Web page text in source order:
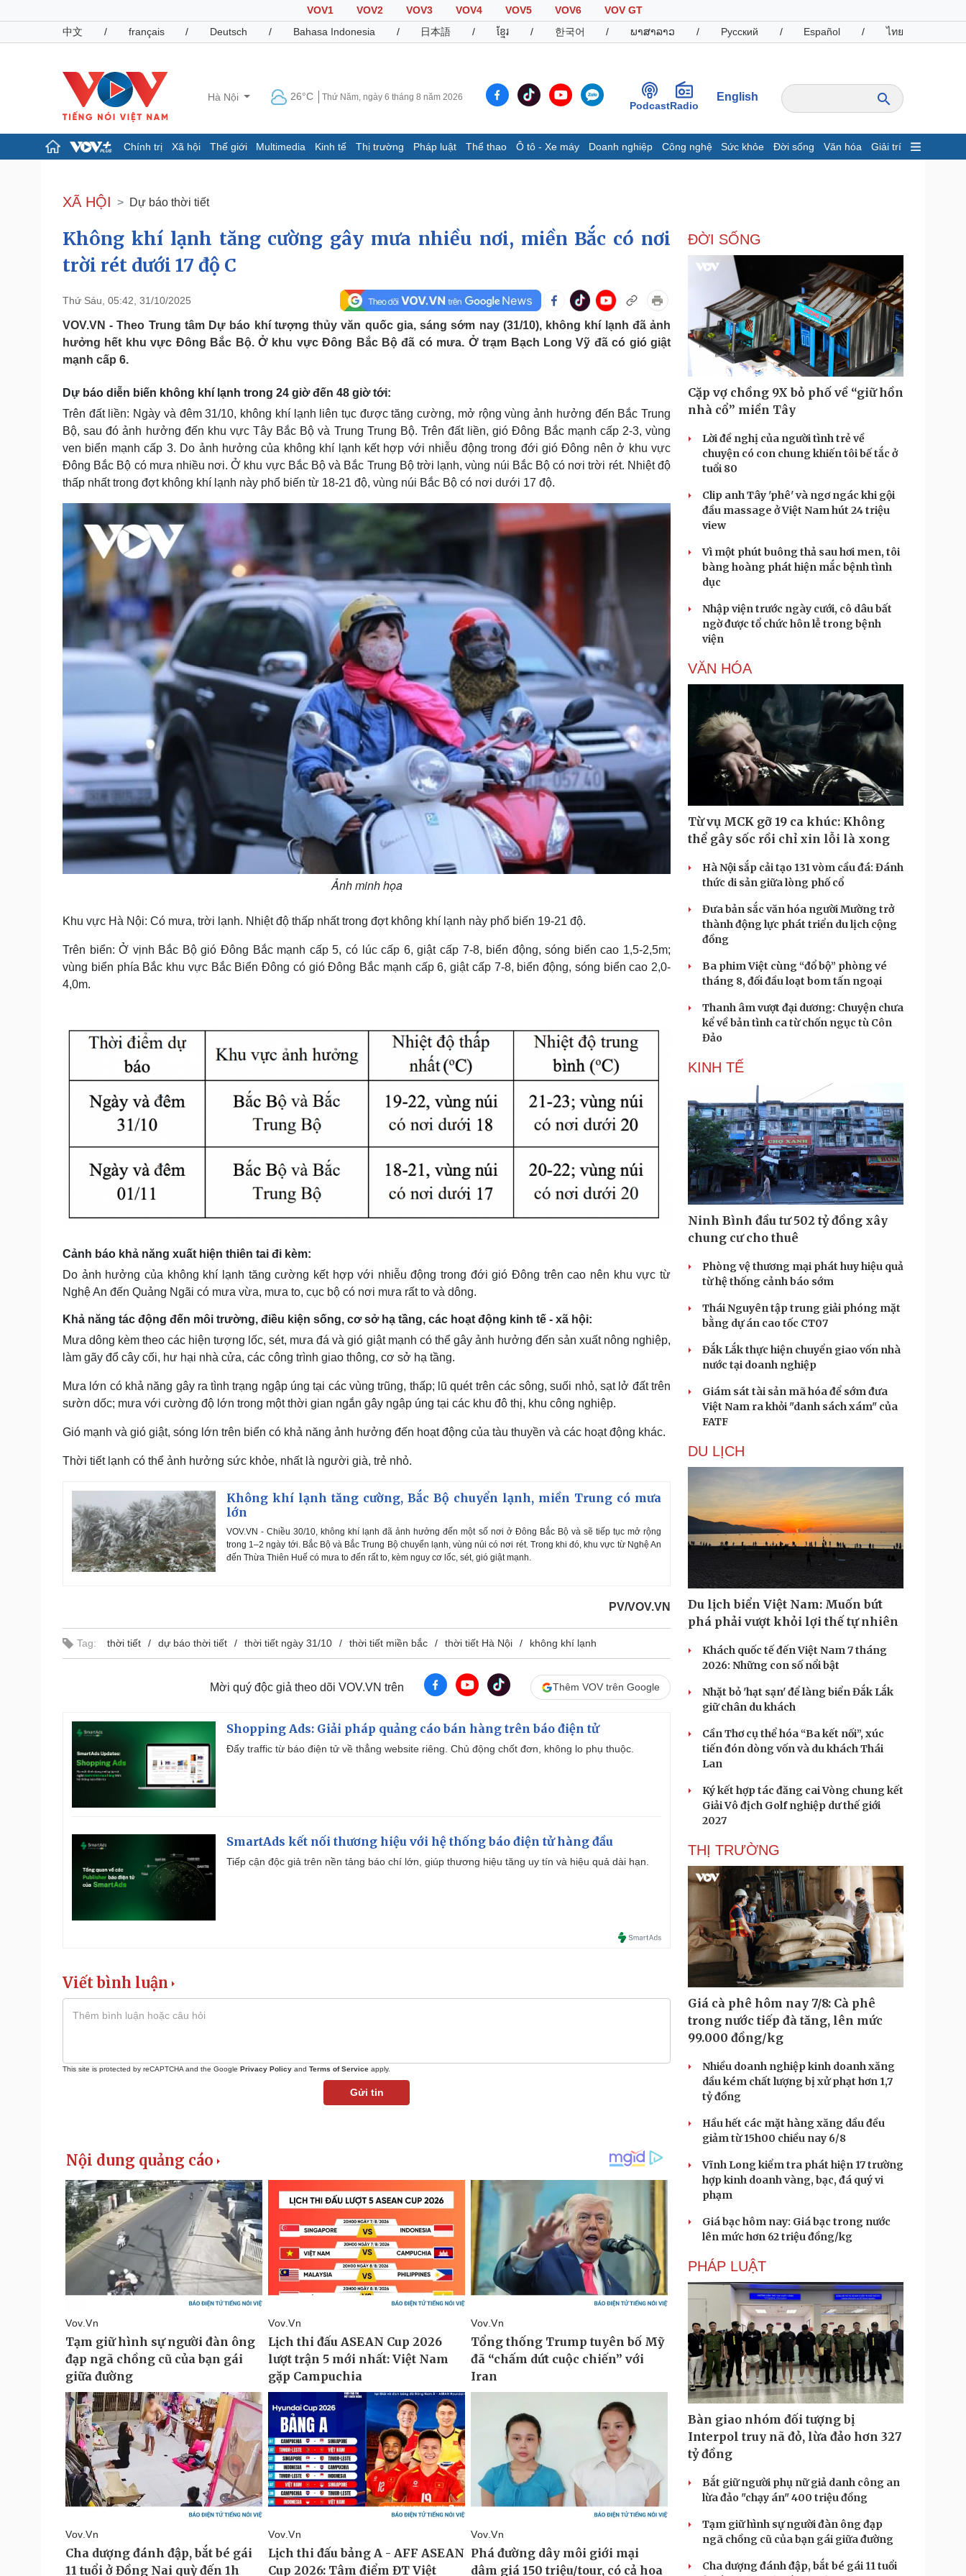
VOV1 VOV2 VOV3 VOV4 VOV5 VOV6
VOV GT
中文
/ français / Deutsch / Bahasa Indonesia / 日本語 / ខ្មែរ / 한국어 / ພາສາລາວ / Русский / Español / ไทย
Hà Nội 26°C Thứ Năm, ngày 6 tháng 8 năm 2026
PodcastRadio
English
Chính trị Xã hội Thế giới Multimedia Kinh tế Thị trường Pháp luật Thể thao Ô tô - Xe máy Doanh nghiệp Công nghệ Sức khỏe Đời sống Văn hóa Giải trí
Đảng
Tổ chức nhân sự
Nhận diện sự thật
Dấu ấn VOV
Việc làm
Biển đảo
Infographic
Giá cà phê
Pháp luật
Tin nóng
Tư vấn luật
Việt Nam
Phân tích
Thể thao
Bóng đá
Lịch thi đấu bóng đá
Thế giới thể thao
Ô tô - Xe máy
Ô tô
Xe máy
Tư vấn
Doanh nghiệp
Thông tin doanh nghiệp
Doanh nghiệp 24h
Doanh nhân
Công nghệ
Sành điệu
Tin Công nghệ
Trải nghiệm
Chuyển đổi số
Sức khỏe
Dinh dưỡng - món ngon
Cây thuốc
Sản phụ khoa
Nhi khoa
Nam khoa
Phòng mạch online
Ăn sạch sống khỏe
Đời sống
Nhà đẹp
Blog
Tình yêu - Gia đình
Văn hóa
Sân khấu - Điện ảnh
Văn học
Âm nhạc
Di sản
Nghệ sĩ
Thời trang
Sao Việt
Tư vấn
Săn Tour
check-in
Podcast
Câu chuyện thời sự
Đọc truyện đêm khuya
Cửa sổ tình yêu
Cải chính
XÃ HỘI Dự báo thời tiết
Không khí lạnh tăng cường gây mưa nhiều nơi, miền Bắc có nơi
trời rét dưới 17 độ C
Thứ Sáu, 05:42, 31/10/2025
VOV.VN - Theo Trung tâm Dự báo khí tượng thủy văn quốc gia, sáng sớm nay (31/10), không khí lạnh đã ảnh
hưởng hết khu vực Đông Bắc Bộ. Ở khu vực Đông Bắc Bộ đã có mưa. Ở trạm Bạch Long Vỹ đã có gió giật
mạnh cấp 6.
Dự báo diễn biến không khí lạnh trong 24 giờ đến 48 giờ tới:
Trên đất liền: Ngày và đêm 31/10, không khí lạnh liên tục được tăng cường, mở rộng vùng ảnh hưởng đến Bắc Trung
Bộ, sau đó ảnh hưởng đến khu vực Tây Bắc Bộ và Trung Trung Bộ. Trên đất liền, gió Đông Bắc mạnh cấp 2-3, vùng
ven biển mạnh cấp 3. Do ảnh hưởng của không khí lạnh kết hợp với nhiễu động trong đới gió Đông nên ở khu vực
Đông Bắc Bộ có mưa nhiều nơi. Ở khu vực Bắc Bộ và Bắc Trung Bộ trời lạnh, vùng núi Bắc Bộ có nơi trời rét. Nhiệt độ
thấp nhất trong đợt không khí lạnh này phổ biến từ 18-21 độ, vùng núi Bắc Bộ có nơi dưới 17 độ.
Ảnh minh họa
Khu vực Hà Nội: Có mưa, trời lạnh. Nhiệt độ thấp nhất trong đợt không khí lạnh này phổ biến 19-21 độ.
Trên biển: Ở vịnh Bắc Bộ gió Đông Bắc mạnh cấp 5, có lúc cấp 6, giật cấp 7-8, biển động, sóng biển cao 1,5-2,5m;
vùng biển phía Bắc khu vực Bắc Biển Đông có gió Đông Bắc mạnh cấp 6, giật cấp 7-8, biển động, sóng biển cao 2,0-
4,0m.
Cảnh báo khả năng xuất hiện thiên tai đi kèm:
Do ảnh hưởng của không khí lạnh tăng cường kết hợp với nhiễu động trong đới gió Đông trên cao nên khu vực từ
Nghệ An đến Quảng Ngãi có mưa vừa, mưa to, cục bộ có nơi mưa rất to và dông.
Khả năng tác động đến môi trường, điều kiện sống, cơ sở hạ tầng, các hoạt động kinh tế - xã hội:
Mưa dông kèm theo các hiện tượng lốc, sét, mưa đá và gió giật mạnh có thể gây ảnh hưởng đến sản xuất nông nghiệp,
làm gãy đổ cây cối, hư hại nhà cửa, các công trình giao thông, cơ sở hạ tầng.
Mưa lớn có khả năng gây ra tình trạng ngập úng tại các vùng trũng, thấp; lũ quét trên các sông, suối nhỏ, sạt lở đất trên
sườn dốc; mưa với cường độ lớn trong một thời gian ngắn gây ngập úng tại các khu đô thị, khu công nghiệp.
Gió mạnh và gió giật, sóng lớn trên biển có khả năng ảnh hưởng đến hoạt động của tàu thuyền và các hoạt động khác.
Thời tiết lạnh có thể ảnh hưởng sức khỏe, nhất là người già, trẻ nhỏ.
Không khí lạnh tăng cường, Bắc Bộ chuyển lạnh, miền Trung có mưa
lớn
VOV.VN - Chiều 30/10, không khí lạnh đã ảnh hưởng đến một số nơi ở Đông Bắc Bộ và sẽ tiếp tục mở rộng
trong 1–2 ngày tới. Bắc Bộ và Bắc Trung Bộ chuyển lạnh, vùng núi có nơi rét. Trong khi đó, khu vực từ Nghệ An
đến Thừa Thiên Huế có mưa to đến rất to, kèm nguy cơ lốc, sét, gió giật mạnh.
PV/VOV.VN
Tag: thời tiết dự báo thời tiết thời tiết ngày 31/10 thời tiết miền bắc thời tiết Hà Nội không khí lạnh
Mời quý độc giả theo dõi VOV.VN trên Thêm VOV trên Google
Shopping Ads: Giải pháp quảng cáo bán hàng trên báo điện tử
Đẩy traffic từ báo điện tử về thẳng website riêng. Chủ động chốt đơn, không lo phụ thuộc.
SmartAds kết nối thương hiệu với hệ thống báo điện tử hàng đầu
Tiếp cận độc giả trên nền tảng báo chí lớn, giúp thương hiệu tăng uy tín và hiệu quả dài hạn.
Viết bình luận
This site is protected by reCAPTCHA and the Google Privacy Policy and Terms of Service apply.
Gửi tin
ĐỜI SỐNG
Cặp vợ chồng 9X bỏ phố về “giữ hồn
nhà cổ” miền Tây
Lời đề nghị của người tình trẻ về
chuyện có con chung khiến tôi bế tắc ở
tuổi 80
Clip anh Tây 'phê' và ngơ ngác khi gội
đầu massage ở Việt Nam hút 24 triệu
view
Vì một phút buông thả sau hơi men, tôi
bàng hoàng phát hiện mắc bệnh tình
dục
Nhập viện trước ngày cưới, cô dâu bất
ngờ được tổ chức hôn lễ trong bệnh
viện
VĂN HÓA
Từ vụ MCK gỡ 19 ca khúc: Không
thể gây sốc rồi chỉ xin lỗi là xong
Hà Nội sắp cải tạo 131 vòm cầu đá: Đánh
thức di sản giữa lòng phố cổ
Đưa bản sắc văn hóa người Mường trở
thành động lực phát triển du lịch cộng
đồng
Ba phim Việt cùng “đổ bộ” phòng vé
tháng 8, đối đầu loạt bom tấn ngoại
Thanh âm vượt đại dương: Chuyện chưa
kể về bản tình ca từ chốn ngục tù Côn
Đảo
KINH TẾ
Ninh Bình đầu tư 502 tỷ đồng xây
chung cư cho thuê
Phòng vệ thương mại phát huy hiệu quả
từ hệ thống cảnh báo sớm
Thái Nguyên tập trung giải phóng mặt
bằng dự án cao tốc CT07
Đắk Lắk thực hiện chuyển giao vốn nhà
nước tại doanh nghiệp
Giám sát tài sản mã hóa để sớm đưa
Việt Nam ra khỏi "danh sách xám" của
FATF
DU LỊCH
Du lịch biển Việt Nam: Muốn bứt
phá phải vượt khỏi lợi thế tự nhiên
Khách quốc tế đến Việt Nam 7 tháng
2026: Những con số nổi bật
Nhặt bỏ 'hạt sạn' để làng biển Đắk Lắk
giữ chân du khách
Cần Thơ cụ thể hóa “Ba kết nối”, xúc
tiến đón dòng vốn và du khách Thái
Lan
Ký kết hợp tác đăng cai Vòng chung kết
Giải Vô địch Golf nghiệp dư thế giới
2027
THỊ TRƯỜNG
Giá cà phê hôm nay 7/8: Cà phê
trong nước tiếp đà tăng, lên mức
99.000 đồng/kg
Nhiều doanh nghiệp kinh doanh xăng
dầu kém chất lượng bị xử phạt hơn 1,7
tỷ đồng
Hầu hết các mặt hàng xăng dầu đều
giảm từ 15h00 chiều nay 6/8
Vĩnh Long kiểm tra phát hiện 17 trường
hợp kinh doanh vàng, bạc, đá quý vi
phạm
Giá bạc hôm nay: Giá bạc trong nước
lên mức hơn 62 triệu đồng/kg
PHÁP LUẬT
Bàn giao nhóm đối tượng bị
Interpol truy nã đỏ, lừa đảo hơn 327
tỷ đồng
Bắt giữ người phụ nữ giả danh công an
lừa đảo "chạy án" 400 triệu đồng
Tạm giữ hình sự người đàn ông đạp
ngã chồng cũ của bạn gái giữa đường
Cha dượng đánh đập, bắt bé gái 11 tuổi